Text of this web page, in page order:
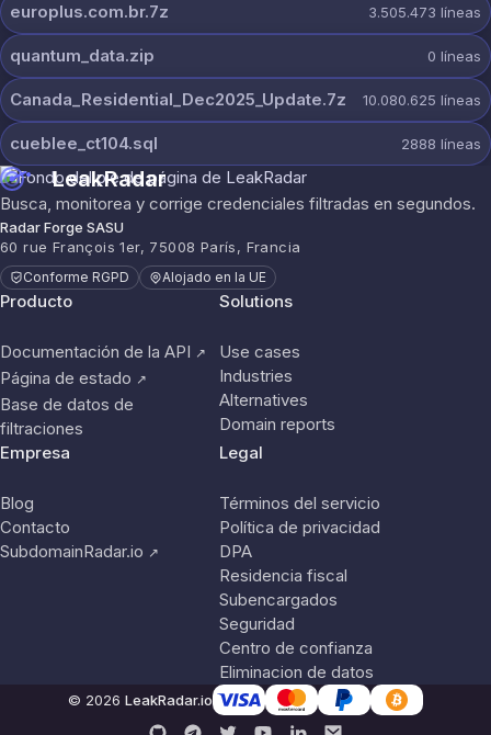
europlus.com.br.7z 3.505.473 líneas
quantum_data.zip 0 líneas
Canada_Residential_Dec2025_Update.7z 10.080.625 líneas
cueblee_ct104.sql 2888 líneas
LeakRadar
Busca, monitorea y corrige credenciales filtradas en segundos.
Radar Forge SASU
60 rue François 1er, 75008 París, Francia
Conforme RGPD Alojado en la UE
Producto
Documentación de la API ↗
Página de estado ↗
Base de datos de
filtraciones
Solutions
Use cases
Industries
Alternatives
Domain reports
Empresa
Blog
Contacto
SubdomainRadar.io ↗
Legal
Términos del servicio
Política de privacidad
DPA
Residencia fiscal
Subencargados
Seguridad
Centro de confianza
Eliminacion de datos
© 2026 LeakRadar.io